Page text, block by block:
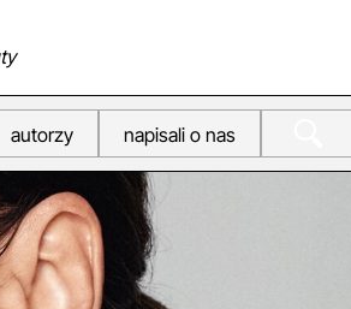
by
—
autorzy napisali o nas